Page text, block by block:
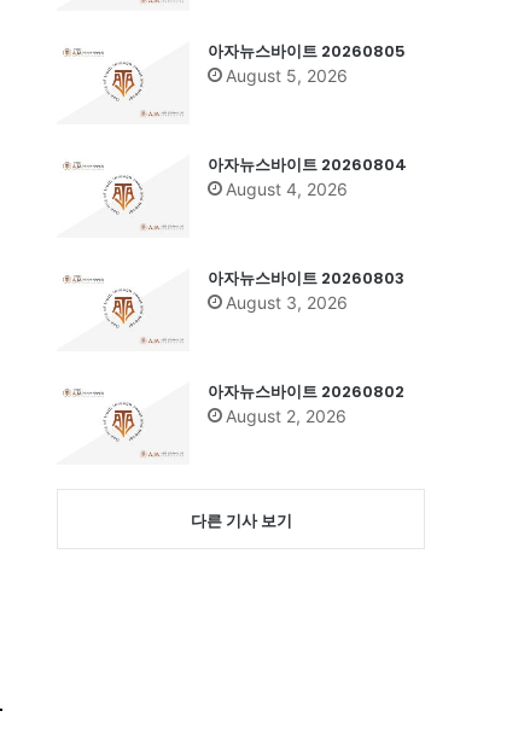
아자뉴스바이트 20260805
August 5, 2026
아자뉴스바이트 20260804
August 4, 2026
아자뉴스바이트 20260803
August 3, 2026
아자뉴스바이트 20260802
August 2, 2026
다른 기사 보기